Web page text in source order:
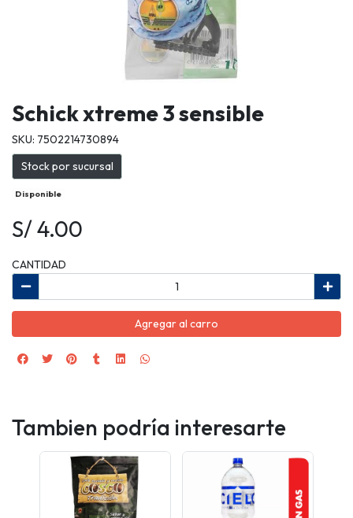
Schick xtreme 3 sensible
SKU: 7502214730894
Stock por sucursal
Disponible
S/ 4.00
CANTIDAD
Agregar al carro
Tambien podría interesarte